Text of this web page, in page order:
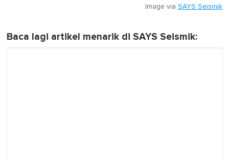
Image via SAYS Seismik
Baca lagi artikel menarik di SAYS Seismik: